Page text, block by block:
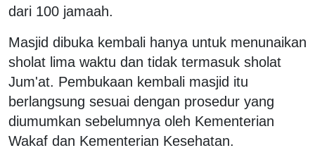
dari 100 jamaah.
Masjid dibuka kembali hanya untuk menunaikan
sholat lima waktu dan tidak termasuk sholat
Jum'at. Pembukaan kembali masjid itu
berlangsung sesuai dengan prosedur yang
diumumkan sebelumnya oleh Kementerian
Wakaf dan Kementerian Kesehatan.